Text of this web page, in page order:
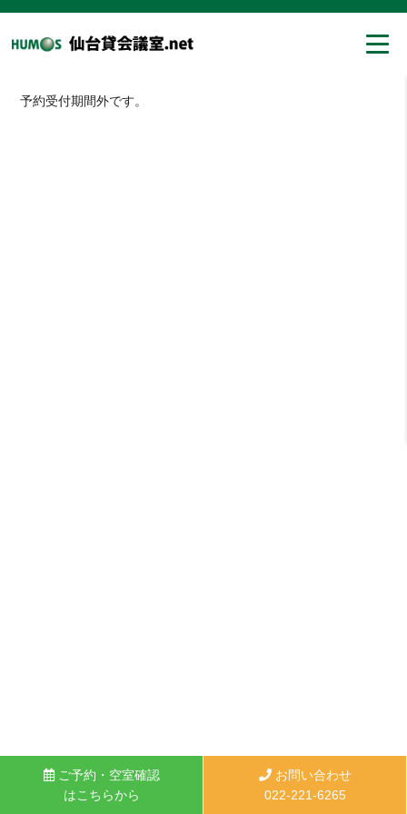
ご予約・空室確認
はこちらから
お問い合わせ
022-221-6265
予約受付期間外です。